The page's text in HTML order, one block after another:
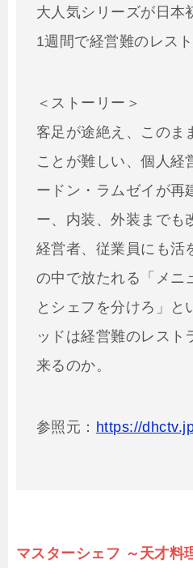
大人気シリーズが日本
1週間で経営難のレス
＜ストーリー＞
客足が途絶え、このま
ことが難しい、個人経
ードン・ラムゼイが再
ー、内装、外装までも
経営者、従業員にも活
の中で放たれる「メニ
とシェフを分けろ」と
ッドは経営難のレスト
来るのか。
参照元： https://
マスターシェフ ～天才料